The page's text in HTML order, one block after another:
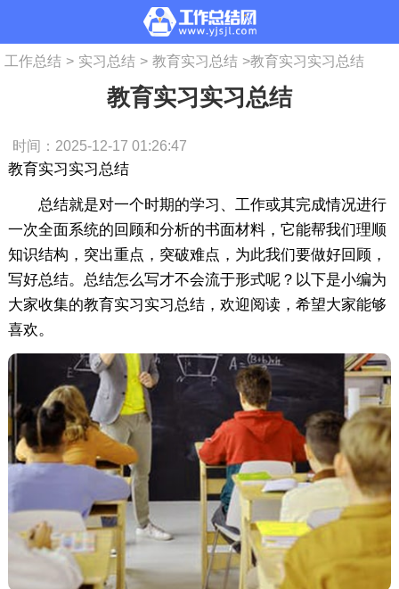
工作总结 > 实习总结 > 教育实习总结 >教育实习实习总结
教育实习实习总结
时间：2025-12-17 01:26:47
教育实习实习总结
总结就是对一个时期的学习、工作或其完成情况进行
一次全面系统的回顾和分析的书面材料，它能帮我们理顺
知识结构，突出重点，突破难点，为此我们要做好回顾，
写好总结。总结怎么写才不会流于形式呢？以下是小编为
大家收集的教育实习实习总结，欢迎阅读，希望大家能够
喜欢。